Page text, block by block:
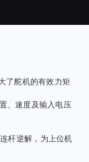
了舵机的有效力矩
、速度及输入电压
杆逆解，为上位机